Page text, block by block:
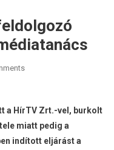
a HírTV Zrt.-vel, burkolt
miatt pedig a
indított eljárást a